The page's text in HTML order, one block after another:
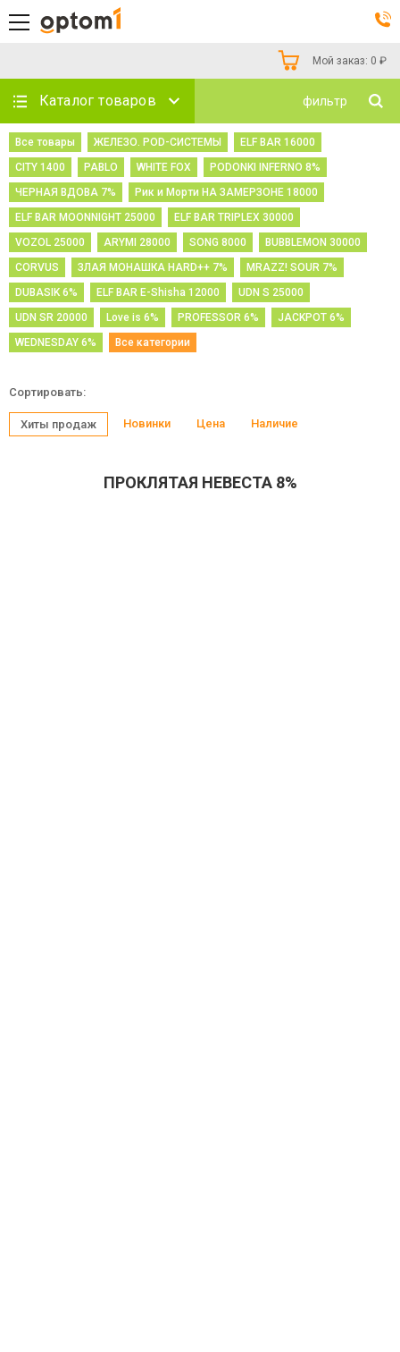
Мой заказ: 0 ₽
Каталог товаров фильтр
Все товары ЖЕЛЕЗО. POD-СИСТЕМЫ
ELF BAR 16000
CITY 1400
PABLO WHITE FOX
PODONKI INFERNO 8%
ЧЕРНАЯ ВДОВА 7%
Рик и Морти НА ЗАМЕРЗОНЕ 18000
ELF BAR MOONNIGHT 25000
ELF BAR TRIPLEX 30000
VOZOL 25000
ARYMI 28000 SONG 8000
BUBBLEMON 30000
CORVUS
ЗЛАЯ МОНАШКА HARD++ 7%
MRAZZ! SOUR 7%
DUBASIK 6%
ELF BAR E-Shisha 12000
UDN S 25000
UDN SR 20000
Love is 6% PROFESSOR 6%
JACKPOT 6%
WEDNESDAY 6%
Все категории
Сортировать:
Хиты продаж Новинки Цена Наличие
ПРОКЛЯТАЯ НЕВЕСТА 8%